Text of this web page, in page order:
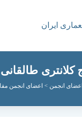
طالقانی
>اعضای انجمن مفاخر